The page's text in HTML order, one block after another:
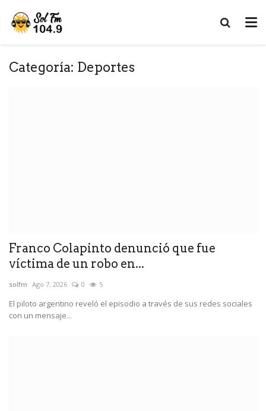
Categoría: Deportes
Franco Colapinto denunció que fue
víctima de un robo en...
solfm Ago 7, 2026 0 5
El piloto argentino reveló el episodio a través de sus redes sociales
con un mensaje...